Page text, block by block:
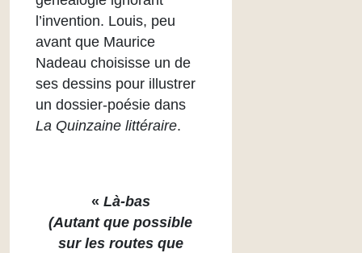
l’invention. Louis, peu
avant que Maurice
Nadeau choisisse un de
ses dessins pour illustrer
un dossier-poésie dans
La Quinzaine littéraire.
« Là-bas
(Autant que possible
sur les routes que